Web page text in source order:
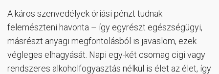
A káros szenvedélyek óriási pénzt tudnak
felemészteni havonta – így egyrészt egészségügyi,
másrészt anyagi megfontolásból is javaslom, ezek
végleges elhagyását. Napi egy-két csomag cigi vagy
rendszeres alkoholfogyasztás nélkül is élet az élet, így